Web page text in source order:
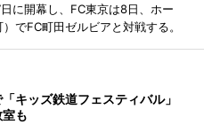
に開幕し、FC東京は8日、ホー
でFC町田ゼルビアと対戦する。
「キッズ鉄道フェスティバル」
も